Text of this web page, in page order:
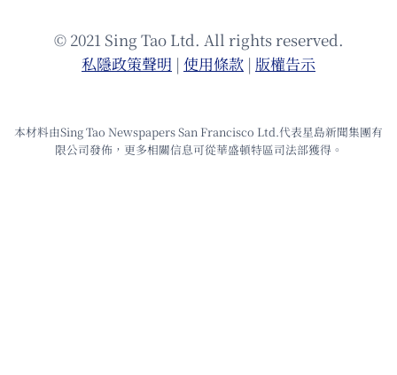
© 2021 Sing Tao Ltd. All rights reserved.
私隱政策聲明 | 使⽤條款 | 版權告⽰
本材料由Sing Tao Newspapers San Francisco Ltd.代表星島新聞集團有
限公司發佈，更多相關信息可從華盛頓特區司法部獲得。